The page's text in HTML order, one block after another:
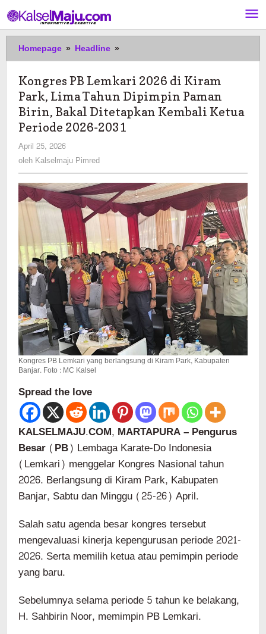
ke
konten
Homepage » Headline »
PB
Lemkari
2026
di
Kiram
Park,
Lima
Paman
Birin,
Bakal
Ditetapkan
Kembali
Ketua
Periode
2026-
2031
Kongres PB Lemkari 2026 di Kiram
Park, Lima Tahun Dipimpin Paman
Birin, Bakal Ditetapkan Kembali Ketua
Periode 2026-2031
April 25, 2026
Kalselmaju
Pimred
oleh Kalselmaju Pimred
Kongres PB Lemkari yang berlangsung di Kiram Park, Kabupaten
Banjar. Foto : MC Kalsel
Spread the love
KALSELMAJU.COM, MARTAPURA – Pengurus
Besar (PB) Lembaga Karate-Do Indonesia
(Lemkari) menggelar Kongres Nasional tahun
2026. Berlangsung di Kiram Park, Kabupaten
Banjar, Sabtu dan Minggu (25-26) April.
Salah satu agenda besar kongres tersebut
mengevaluasi kinerja kepengurusan periode 2021-
2026. Serta memilih ketua atau pemimpin periode
yang baru.
Sebelumnya selama periode 5 tahun ke belakang,
H. Sahbirin Noor, memimpin PB Lemkari.